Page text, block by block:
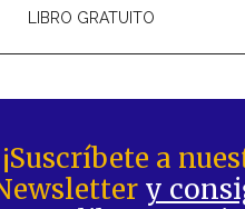
LIBRO GRATUITO
¡Suscríbete a
y